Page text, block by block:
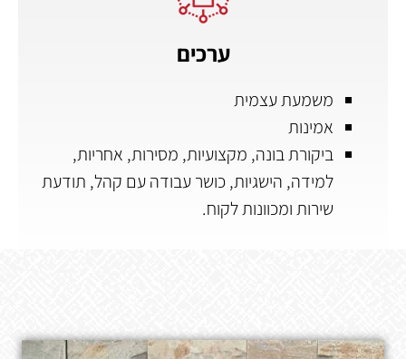
ערכים
משמעת עצמית
אמינות
ביקורת בונה, מקצועיות, מסירות, אחריות,
למידה, הישגיות, כושר עבודה עם קהל, תודעת
שירות ומכוונות לקוח.